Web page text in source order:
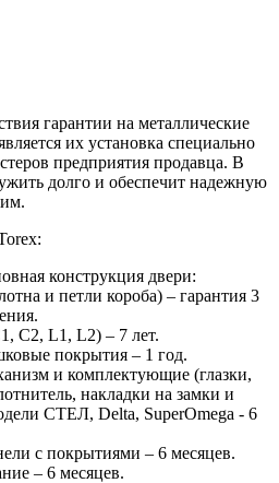
гарантии на металлические
их установка специально
предприятия продавца. В
долго и обеспечит надежную
конструкция двери:
и петли короба) – гарантия 3
C2, L1, L2) – 7 лет.
покрытия – 1 год.
и комплектующие (глазки,
накладки на замки и
СТЕЛ, Delta, SuperOmega - 6
с покрытиями – 6 месяцев.
– 6 месяцев.